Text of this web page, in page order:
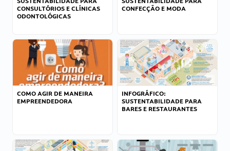
CONSULTÓRIOS E CLÍNICAS
ODONTOLÓGICAS
CONFECÇÃO E MODA
COMO AGIR DE MANEIRA
EMPREENDEDORA
INFOGRÁFICO:
SUSTENTABILIDADE PARA
BARES E RESTAURANTES